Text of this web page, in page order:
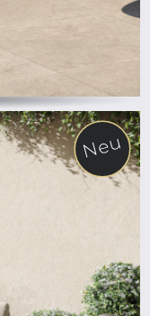
Neu